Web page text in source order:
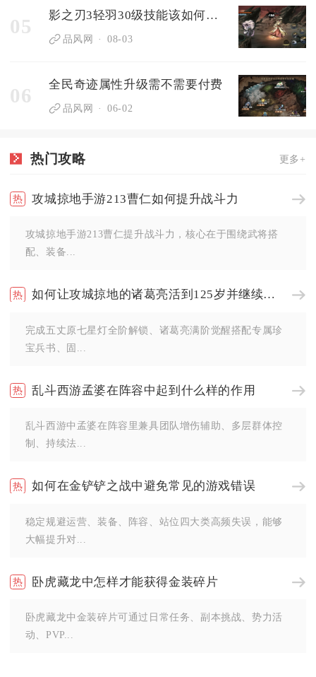
05 影之刃3轻羽30级技能该如何搭配
品风网 08-03
06 全民奇迹属性升级需不需要付费
品风网 06-02
热门攻略 更多+
攻城掠地手游213曹仁如何提升战斗力
攻城掠地手游213曹仁提升战斗力，核心在于围绕武将搭
配、装备...
如何让攻城掠地的诸葛亮活到125岁并继续征战
完成五丈原七星灯全阶解锁、诸葛亮满阶觉醒搭配专属珍
宝兵书、固...
乱斗西游孟婆在阵容中起到什么样的作用
乱斗西游中孟婆在阵容里兼具团队增伤辅助、多层群体控
制、持续法...
如何在金铲铲之战中避免常见的游戏错误
稳定规避运营、装备、阵容、站位四大类高频失误，能够
大幅提升对...
卧虎藏龙中怎样才能获得金装碎片
卧虎藏龙中金装碎片可通过日常任务、副本挑战、势力活
动、PVP...